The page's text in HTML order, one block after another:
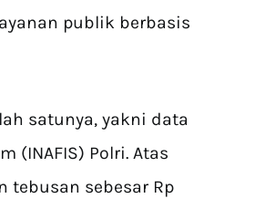
publik berbasis
satunya, yakni data
(INAFIS) Polri. Atas
sebesar Rp